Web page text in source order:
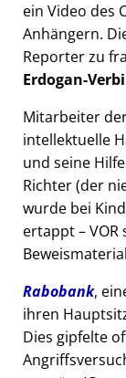
ein Video des
Anhängern.
Reporter zu
Erdogan-
Mitarbeiter
intellektuelle
und seine
Richter (der
wurde bei
ertappt –
Rabobank,
ihren
Dies gipfelte